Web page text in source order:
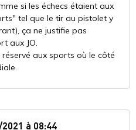
si les échecs étaient aux
tel que le tir au pistolet y
ça ne justifie pas
aux JO.
réservé aux sports où le côté
à 08:44